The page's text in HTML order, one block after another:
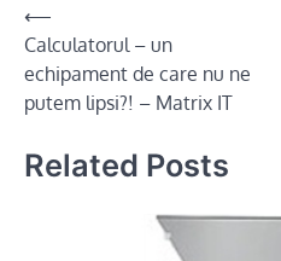
Post
navigation
⟵
Calculatorul – un
echipament de care nu ne
putem lipsi?! – Matrix IT
Related Posts